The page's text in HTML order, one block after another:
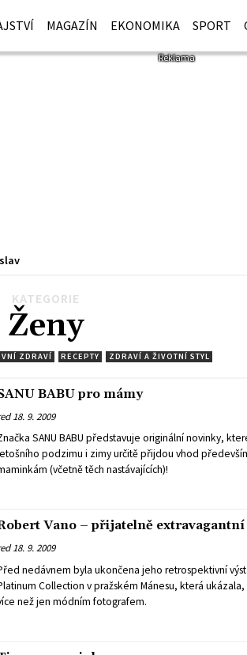
MAGAZÍN EKONOMIKA SPORT
KATEGORIE
Ženy
ZDRAVÍ RECEPTY ZDRAVÍ A ŽIVOTNÍ STYL
BABU pro mámy
18. 9. 2009
SANU BABU představuje originální novinky,
podzimu i zimy určitě přijdou vhod
(včetně těch nastávajících)!
Vano – přijatelně
18. 9. 2009
nedávnem byla ukončena jeho retrospektivní
Collection v pražském Mánesu, která ukázala,
než jen módním fotografem.
1023 1024 …